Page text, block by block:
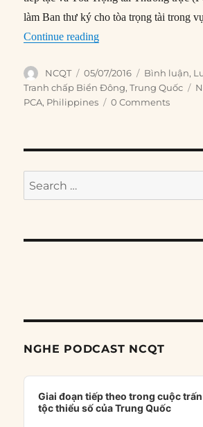
làm Ban thư ký cho tòa trọng tài trong
Continue reading“Phân tích Phán quyết
Author
NCQT
Posted
on
05/07/2016 Categories
Bình luận,
Tranh chấp Biển Đông,Trung Quốc
PCA, Philippines 0 Comments
Search
for:
NGHE PODCAST NCQT
Audio
Player
Giai đoạn tiếp theo trong cuộc trấn
tộc thiểu số của Trung Quốc